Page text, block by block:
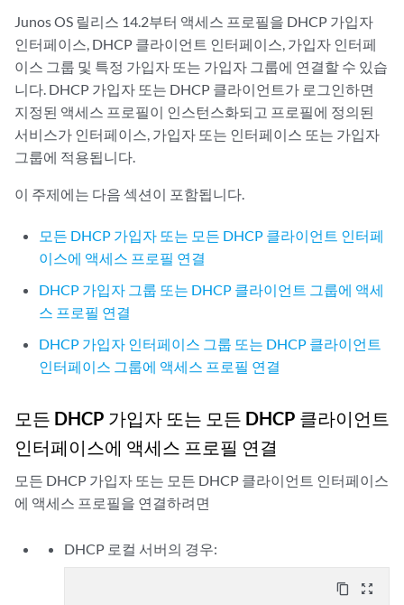
Junos OS 릴리스 14.2부터 액세스 프로필을 DHCP 가입자
인터페이스, DHCP 클라이언트 인터페이스, 가입자 인터페
이스 그룹 및 특정 가입자 또는 가입자 그룹에 연결할 수 있습
니다. DHCP 가입자 또는 DHCP 클라이언트가 로그인하면
지정된 액세스 프로필이 인스턴스화되고 프로필에 정의된
서비스가 인터페이스, 가입자 또는 인터페이스 또는 가입자
그룹에 적용됩니다.
이 주제에는 다음 섹션이 포함됩니다.
모든 DHCP 가입자 또는 모든 DHCP 클라이언트 인터페
이스에 액세스 프로필 연결
DHCP 가입자 그룹 또는 DHCP 클라이언트 그룹에 액세
스 프로필 연결
DHCP 가입자 인터페이스 그룹 또는 DHCP 클라이언트
인터페이스 그룹에 액세스 프로필 연결
모든 DHCP 가입자 또는 모든 DHCP 클라이언트
인터페이스에 액세스 프로필 연결
모든 DHCP 가입자 또는 모든 DHCP 클라이언트 인터페이스
에 액세스 프로필을 연결하려면
DHCP 로컬 서버의 경우:
content_copy zoom_out_map